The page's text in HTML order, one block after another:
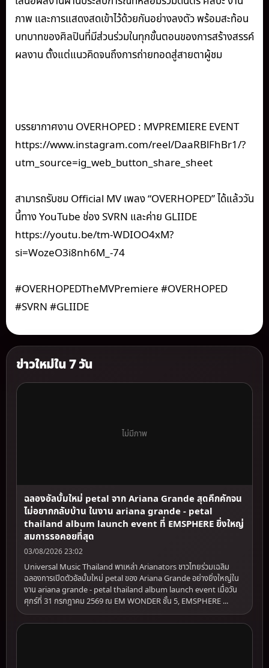
ภาพ และการแสดงสดเข้าไว้ด้วยกันอย่างลงตัว พร้อมสะท้อน
บทบาทของศิลปินที่มีส่วนร่วมในทุกขั้นตอนของการสร้างสรรค์
ผลงาน ตั้งแต่แนวคิดจนถึงการถ่ายทอดสู่สายตาผู้ชม
บรรยากาศงาน OVERHOPED : MVPREMIERE EVENT
https://www.instagram.com/reel/DaaRBlFhBr1/?
utm_source=ig_web_button_share_sheet
สามารถรับชม Official MV เพลง “OVERHOPED” ได้แล้ววัน
นี้ทาง YouTube ช่อง SVRN และค่าย GLIIDE
https://youtu.be/tm-WDIOO4xM?
si=WozeO3i8nh6M_-74
#OVERHOPEDTheMVPremiere #OVERHOPED
#SVRN #GLIIDE
ข่าวใหม่ใน 7 วัน
ไม่มีภาพ
ฉลองอัลบั้มใหม่ petal จาก Ariana Grande สุดคึกคักจน
ไม่อยากกลับบ้าน ในงาน ariana grande - petal
thailand album launch event ที่ EMSPHERE ยิ่งใหญ่
สมการรอคอยที่สุด
03/08/2026 23:02
Universal Music Thailand พาเหล่า Arianators ชาวไทยร่วมเฉลิม
ฉลองการเปิดตัวอัลบั้มใหม่ petal ของ Ariana Grande อย่างยิ่งใหญ่ใน
งาน ariana grande - petal thailand album launch event เมื่อวัน
ศุกร์ที่ 31 กรกฎาคม 2569 ณ EM WONDER ชั้น 5, EMSPHERE ...